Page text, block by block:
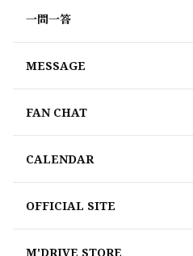
一問一答
MESSAGE
FAN CHAT
CALENDAR
OFFICIAL SITE
M'DRIVE STORE